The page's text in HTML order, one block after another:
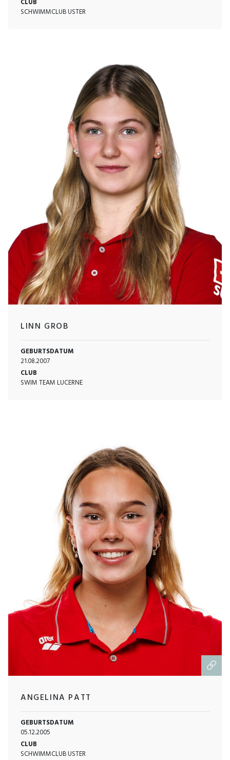
CLUB
SCHWIMMCLUB USTER
LINN GROB
GEBURTSDATUM
21.08.2007
CLUB
SWIM TEAM LUCERNE
ANGELINA PATT
GEBURTSDATUM
05.12.2005
CLUB
SCHWIMMCLUB USTER